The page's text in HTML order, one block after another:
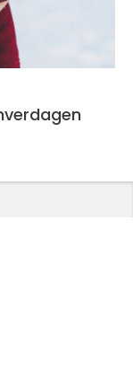
i hverdagen